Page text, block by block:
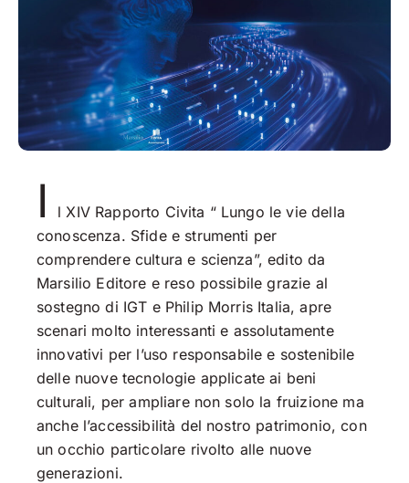
I
l XIV Rapporto Civita “ Lungo le vie della
conoscenza. Sfide e strumenti per
comprendere cultura e scienza”, edito da
Marsilio Editore e reso possibile grazie al
sostegno di IGT e Philip Morris Italia, apre
scenari molto interessanti e assolutamente
innovativi per l’uso responsabile e sostenibile
delle nuove tecnologie applicate ai beni
culturali, per ampliare non solo la fruizione ma
anche l’accessibilità del nostro patrimonio, con
un occhio particolare rivolto alle nuove
generazioni.